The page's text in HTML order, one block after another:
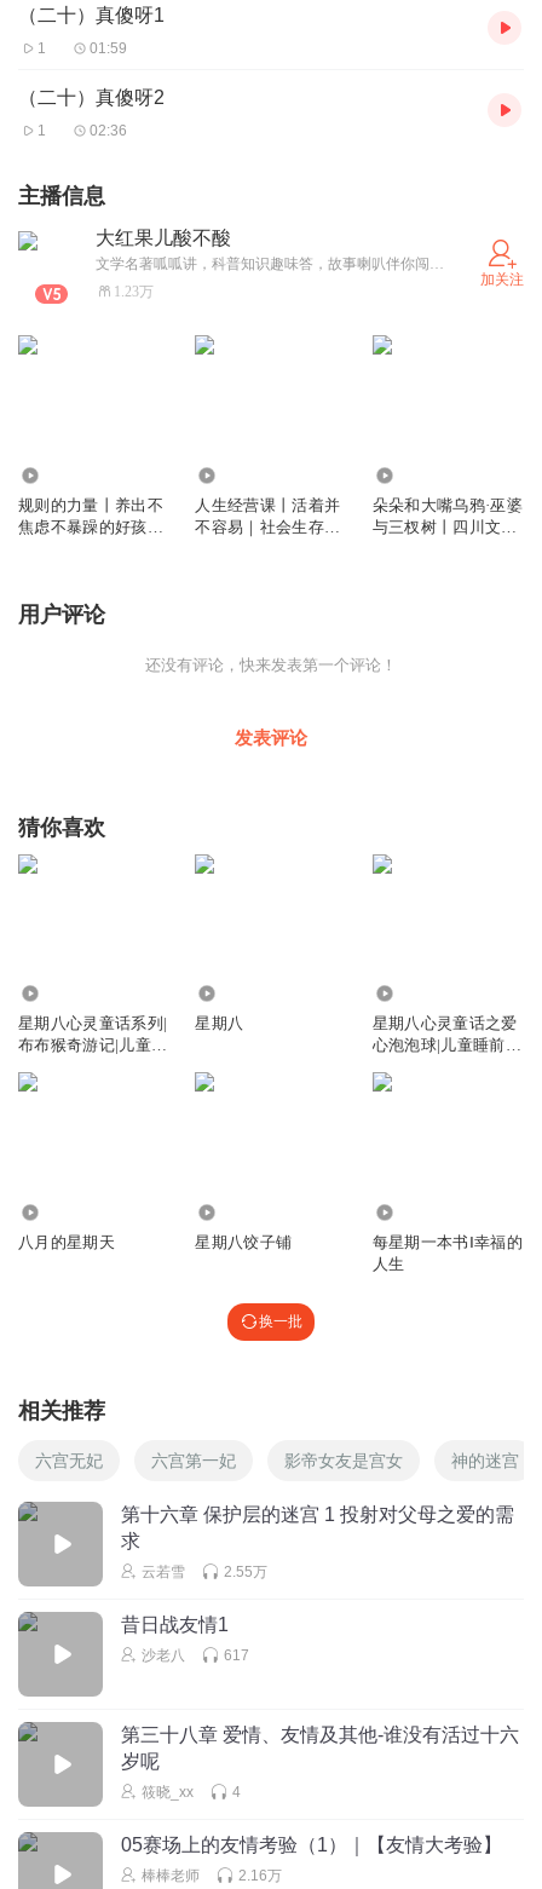
（二十）真傻呀1
1 01:59
（二十）真傻呀2
1 02:36
主播信息
大红果儿酸不酸
文学名著呱呱讲，科普知识趣味答，故事喇叭伴你闯，快乐成长笑哈哈！
1.23万
加关注
规则的力量丨养出不
焦虑不暴躁的好孩子
人生经营课丨活着并
不容易｜社会生存人
朵朵和大嘴乌鸦·巫婆
与三杈树丨四川文艺
用户评论
还没有评论，快来发表第一个评论！
发表评论
猜你喜欢
星期八心灵童话系列|
布布猴奇游记|儿童故
星期八
星期八心灵童话之爱
心泡泡球|儿童睡前故
八月的星期天 星期八饺子铺
每星期一本书Ⅰ幸福的
人生
换一批
相关推荐
六宫无妃 六宫第一妃 影帝女友是宫女 神的迷宫
第十六章 保护层的迷宫 1 投射对父母之爱的需
求
云若雪 2.55万
昔日战友情1
沙老八 617
第三十八章 爱情、友情及其他-谁没有活过十六
岁呢
筱晓_xx 4
05赛场上的友情考验（1）｜【友情大考验】
棒棒老师 2.16万